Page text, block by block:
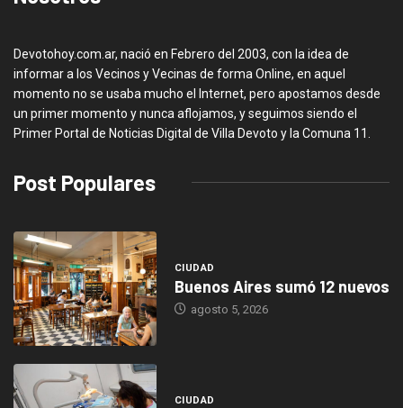
Devotohoy.com.ar, nació en Febrero del 2003, con la idea de
informar a los Vecinos y Vecinas de forma Online, en aquel
momento no se usaba mucho el Internet, pero apostamos desde
un primer momento y nunca aflojamos, y seguimos siendo el
Primer Portal de Noticias Digital de Villa Devoto y la Comuna 11.
Post Populares
CIUDAD
Buenos Aires sumó 12 nuevos
agosto 5, 2026
CIUDAD